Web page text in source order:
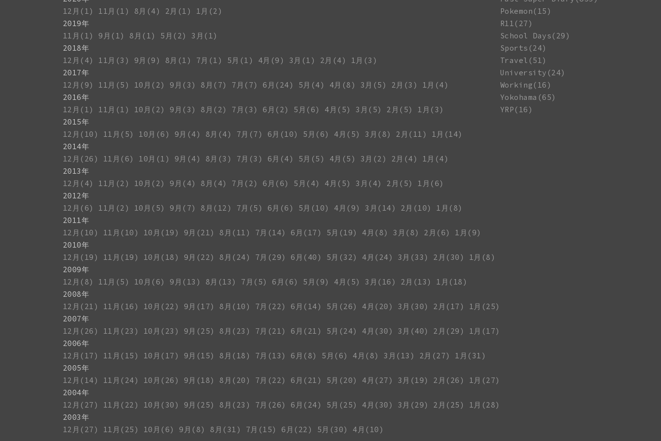
12月(1)
11月(1) 8月(4) 2月(1)
1月(2)
2019年
11月(1)
9月(1) 8月(1) 5月(2)
3月(1)
2018年
12月(4)
11月(3) 9月(9) 8月(1) 7月(1) 5月(1) 4月(9) 3月(1) 2月(4)
1月(3)
2017年
12月(9)
11月(5) 10月(2) 9月(3) 8月(7) 7月(7) 6月(24) 5月(4) 4月(8) 3月(5) 2月(3)
1月(4)
2016年
12月(1)
11月(1) 10月(2) 9月(3) 8月(2) 7月(3) 6月(2) 5月(6) 4月(5) 3月(5) 2月(5)
1月(3)
2015年
12月(10)
11月(5) 10月(6) 9月(4) 8月(4) 7月(7) 6月(10) 5月(6) 4月(5) 3月(8) 2月(11)
1月(14)
2014年
12月(26)
11月(6) 10月(1) 9月(4) 8月(3) 7月(3) 6月(4) 5月(5) 4月(5) 3月(2) 2月(4)
1月(4)
2013年
12月(4)
11月(2) 10月(2) 9月(4) 8月(4) 7月(2) 6月(6) 5月(4) 4月(5) 3月(4) 2月(5)
1月(6)
2012年
12月(6)
11月(2) 10月(5) 9月(7) 8月(12) 7月(5) 6月(6) 5月(10) 4月(9) 3月(14) 2月(10)
1月(8)
2011年
12月(10)
11月(10) 10月(19) 9月(21) 8月(11) 7月(14) 6月(17) 5月(19) 4月(8) 3月(8) 2月(6)
1月(9)
2010年
12月(19)
11月(19) 10月(18) 9月(22) 8月(24) 7月(29) 6月(40) 5月(32) 4月(24) 3月(33) 2月(30)
1月(8)
2009年
12月(8)
11月(5) 10月(6) 9月(13) 8月(13) 7月(5) 6月(6) 5月(9) 4月(5) 3月(16) 2月(13)
1月(18)
2008年
12月(21)
11月(16) 10月(22) 9月(17) 8月(10) 7月(22) 6月(14) 5月(26) 4月(20) 3月(30) 2月(17)
1月(25)
2007年
12月(26)
11月(23) 10月(23) 9月(25) 8月(23) 7月(21) 6月(21) 5月(24) 4月(30) 3月(40) 2月(29)
1月(17)
2006年
12月(17)
11月(15) 10月(17) 9月(15) 8月(18) 7月(13) 6月(8) 5月(6) 4月(8) 3月(13) 2月(27)
1月(31)
2005年
12月(14)
11月(24) 10月(26) 9月(18) 8月(20) 7月(22) 6月(21) 5月(20) 4月(27) 3月(19) 2月(26)
1月(27)
2004年
12月(27)
11月(22) 10月(30) 9月(25) 8月(23) 7月(26) 6月(24) 5月(25) 4月(30) 3月(29) 2月(25)
1月(28)
2003年
12月(27)
11月(25) 10月(6) 9月(8) 8月(31) 7月(15) 6月(22) 5月(30) 4月(10)
Pokemon(15)
R11(27)
School Days(29)
Sports(24)
Travel(51)
University(24)
Working(16)
Yokohama(65)
YRP(16)